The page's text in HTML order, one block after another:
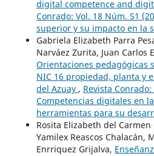
digital competence and
Conrado: Vol. 18 Núm. S1
superior y su impacto en la
Gabriela Elizabeth Parra
Narváez Zurita, Juan Carlos
Orientaciones pedagógicas
NIC 16 propiedad, planta y
del Azuay , Revista
Competencias digitales en
herramientas para su
Rosita Elizabeth del
Yamilex Reascos Chalacán,
Enrriquez Grijalva,